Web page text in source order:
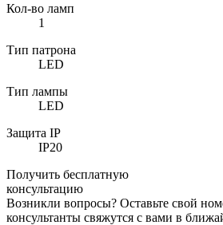
Кол-во ламп
1
Тип патрона
LED
Тип лампы
LED
Защита IP
IP20
Получить бесплатную
консультацию
Возникли вопросы? Оставьте свой
консультанты свяжутся с вами в